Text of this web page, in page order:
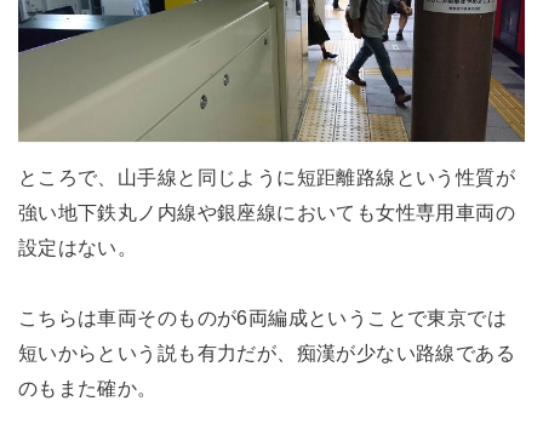
ところで、山手線と同じように短距離路線という性質が
強い地下鉄丸ノ内線や銀座線においても女性専用車両の
設定はない。
こちらは車両そのものが6両編成ということで東京では
短いからという説も有力だが、痴漢が少ない路線である
のもまた確か。